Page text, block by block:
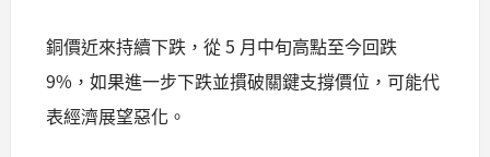
銅價近來持續下跌，從 5 月中旬高點至今回跌
9%，如果進一步下跌並摜破關鍵支撐價位，可能代
表經濟展望惡化。